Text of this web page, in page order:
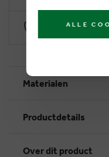
Paiement
Materialen
Productdetails
Over dit product
ALLE